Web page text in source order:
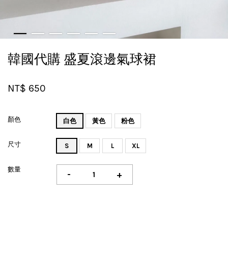
韓國代購 盛夏滾邊氣球裙
NT$ 650
顏色 白色 黃色 粉色
尺寸 S M L XL
數量 - +